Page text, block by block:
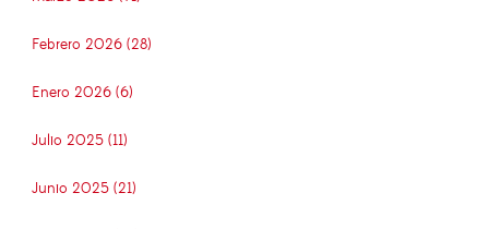
Febrero 2026 (28)
Enero 2026 (6)
Julio 2025 (11)
Junio 2025 (21)